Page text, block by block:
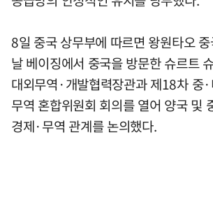
8일 중국 상무부에 따르면 왕원타오
날 베이징에서 중국을 방문한 슈르트
대외무역·개발협력장관과 제18차 중
무역 혼합위원회 회의를 열어 양국 및
경제·무역 관계를 논의했다.